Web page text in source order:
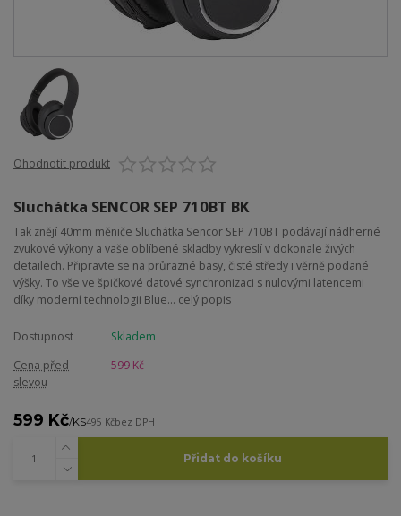
Ohodnotit produkt
Sluchátka SENCOR SEP 710BT BK
Tak znějí 40mm měniče Sluchátka Sencor SEP 710BT podávají nádherné
zvukové výkony a vaše oblíbené skladby vykreslí v dokonale živých
detailech. Připravte se na průrazné basy, čisté středy i věrně podané
výšky. To vše ve špičkové datové synchronizaci s nulovými latencemi
díky moderní technologii Blue... celý popis
Dostupnost
Skladem
Cena před
slevou
599 Kč
599 Kč/KS495 Kčbez DPH
Přidat do košíku